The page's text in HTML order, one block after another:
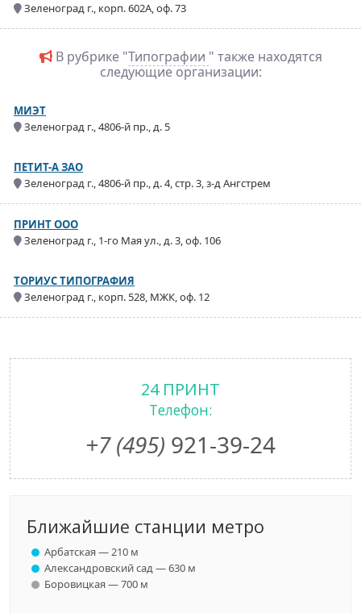
Зеленоград г., корп. 602А, оф. 73
В рубрике "Типографии " также находятся
следующие организации:
МИЭТ
Зеленоград г., 4806-й пр., д. 5
ПЕТИТ-А ЗАО
Зеленоград г., 4806-й пр., д. 4, стр. 3, з-д Ангстрем
ПРИНТ ООО
Зеленоград г., 1-го Мая ул., д. 3, оф. 106
ТОРИУС ТИПОГРАФИЯ
Зеленоград г., корп. 528, МЖК, оф. 12
24 ПРИНТ
Телефон:
+7 (495) 921-39-24
Ближайшие станции метро
Арбатская — 210 м
Александровский сад — 630 м
Боровицкая — 700 м